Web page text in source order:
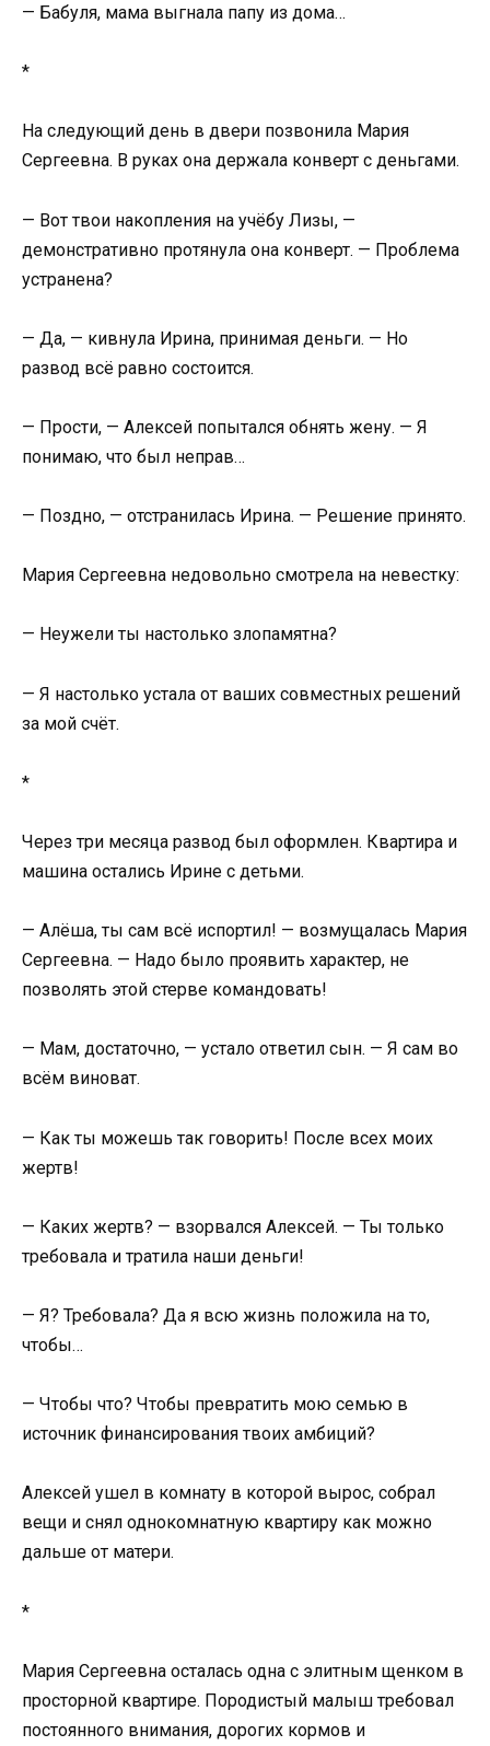
— Бабуля, мама выгнала папу из дома…
*
На следующий день в двери позвонила Мария
Сергеевна. В руках она держала конверт с деньгами.
— Вот твои накопления на учёбу Лизы, —
демонстративно протянула она конверт. — Проблема
устранена?
— Да, — кивнула Ирина, принимая деньги. — Но
развод всё равно состоится.
— Прости, — Алексей попытался обнять жену. — Я
понимаю, что был неправ…
— Поздно, — отстранилась Ирина. — Решение принято.
Мария Сергеевна недовольно смотрела на невестку:
— Неужели ты настолько злопамятна?
— Я настолько устала от ваших совместных решений
за мой счёт.
*
Через три месяца развод был оформлен. Квартира и
машина остались Ирине с детьми.
— Алёша, ты сам всё испортил! — возмущалась Мария
Сергеевна. — Надо было проявить характер, не
позволять этой стерве командовать!
— Мам, достаточно, — устало ответил сын. — Я сам во
всём виноват.
— Как ты можешь так говорить! После всех моих
жертв!
— Каких жертв? — взорвался Алексей. — Ты только
требовала и тратила наши деньги!
— Я? Требовала? Да я всю жизнь положила на то,
чтобы…
— Чтобы что? Чтобы превратить мою семью в
источник финансирования твоих амбиций?
Алексей ушел в комнату в которой вырос, собрал
вещи и снял однокомнатную квартиру как можно
дальше от матери.
*
Мария Сергеевна осталась одна с элитным щенком в
просторной квартире. Породистый малыш требовал
постоянного внимания, дорогих кормов и